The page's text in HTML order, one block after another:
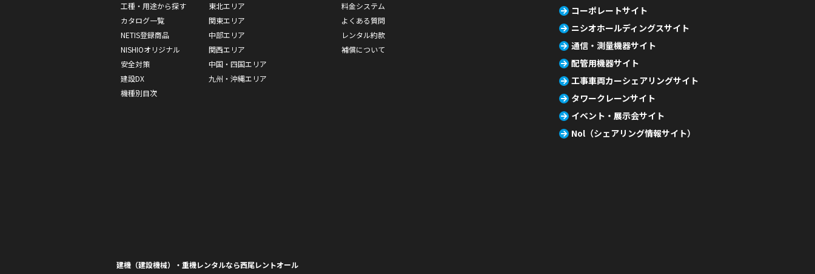
工種・用途から探す
カタログ一覧
NETIS登録商品
NISHIOオリジナル
安全対策
建設DX
機種別目次
東北エリア
関東エリア
中部エリア
関西エリア
中国・四国エリア
九州・沖縄エリア
料金システム
よくある質問
レンタル約款
補償について
コーポレートサイト
ニシオホールディングスサイト
通信・測量機器サイト
配管用機器サイト
工事車両カーシェアリングサイト
タワークレーンサイト
イベント・展示会サイト
Nol（シェアリング情報サイト）
建機（建設機械）・重機レンタルなら西尾レントオール